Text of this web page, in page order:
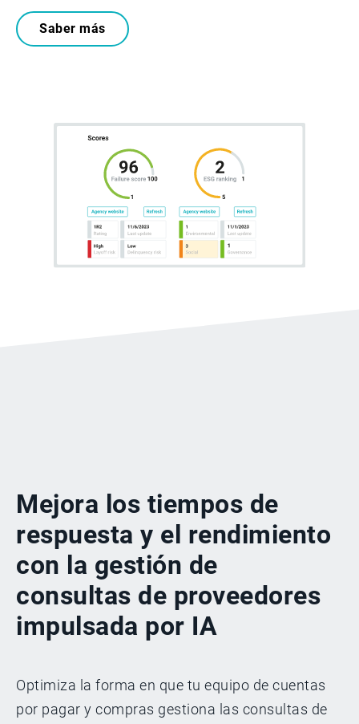
Saber más
Mejora los tiempos de
respuesta y el rendimiento
con la gestión de
consultas de proveedores
impulsada por IA
Optimiza la forma en que tu equipo de cuentas
por pagar y compras gestiona las consultas de